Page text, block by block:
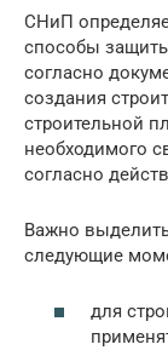
СНиП
способы
согласно
создания
строительной
необходимого
согласно
Важно
следующие
для